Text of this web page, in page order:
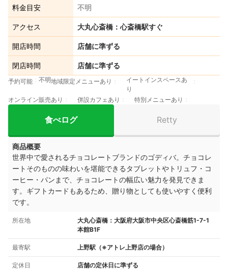
料金目安 不明
アクセス 大丸心斎橋：心斎橋駅すぐ
開店時間 店舗に準ずる
閉店時間 店舗に準ずる
予約可能 不明地域限定メニューあり
イートインスペースあ
り
オンライン販売あり
併設カフェあり 特別メニューあり
食べログ Retty
商品概要
世界中で愛されるチョコレートブランドのゴディバ。チョコレ
ートそのものの味わいを堪能できるタブレットやトリュフ・コ
ーヒー・パンまで、チョコレートの幅広い魅力を発見できま
す。ギフトカードもあるため、贈り物としても使いやすく便利
です。
所在地
大丸心斎橋：大阪府大阪市中央区心斎橋筋1-7-1
本館B1F
最寄駅 上野駅（※アトレ上野店の場合）
定休日 店舗の定休日に準ずる